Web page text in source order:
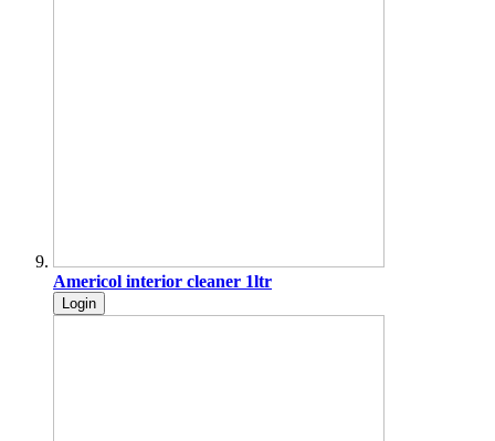
Americol interior cleaner 1ltr
Login